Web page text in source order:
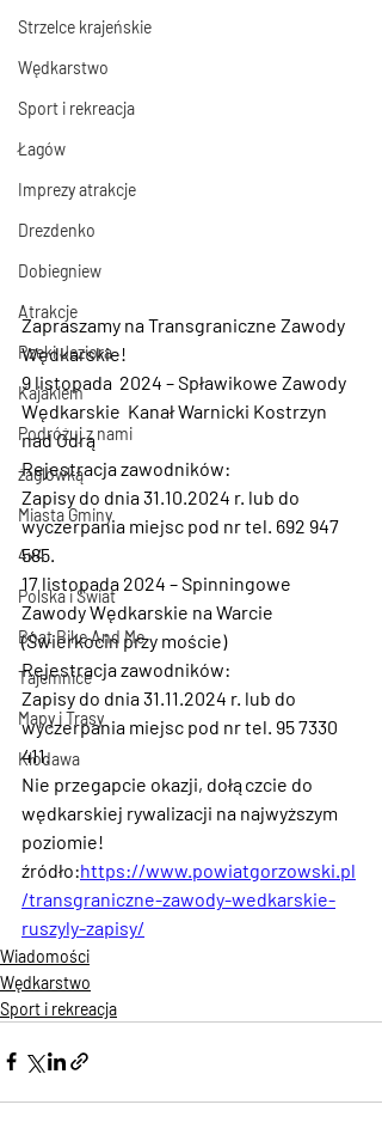
Strzelce krajeńskie
Wędkarstwo
Sport i rekreacja
Łagów
Imprezy atrakcje
Drezdenko
Dobiegniew
Atrakcje
Rzeki Jeziora
Kajakiem
Podróżuj z nami
żaglówką
Miasta Gminy
4x4
Polska i Świat
Boat Bike And Me
Tajemnice
Mapy i Trasy
Kłodawa
Zapraszamy na Transgraniczne Zawody
Wędkarskie!
9 listopada  2024 – Spławikowe Zawody
Wędkarskie  Kanał Warnicki Kostrzyn
nad Odrą
Rejestracja zawodników:
Zapisy do dnia 31.10.2024 r. lub do
wyczerpania miejsc pod nr tel. 692 947
585.
17 listopada 2024 – Spinningowe
Zawody Wędkarskie na Warcie
(Świerkocin przy moście)
Rejestracja zawodników:
Zapisy do dnia 31.11.2024 r. lub do
wyczerpania miejsc pod nr tel. 95 7330
411.
Nie przegapcie okazji, dołączcie do
wędkarskiej rywalizacji na najwyższym
poziomie!
źródło:https://www.powiatgorzowski.pl
/transgraniczne-zawody-wedkarskie-
ruszyly-zapisy/
Wiadomości
Wędkarstwo
Sport i rekreacja